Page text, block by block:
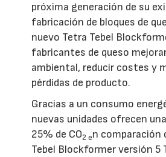
próxima generación de su
fabricación de bloques de
nuevo Tetra Tebel
fabricantes de queso
ambiental, reducir costes y
pérdidas de producto.
Gracias a un consumo
nuevas unidades ofrecen
25% de CO2 en comparación
Tebel Blockformer versión 5